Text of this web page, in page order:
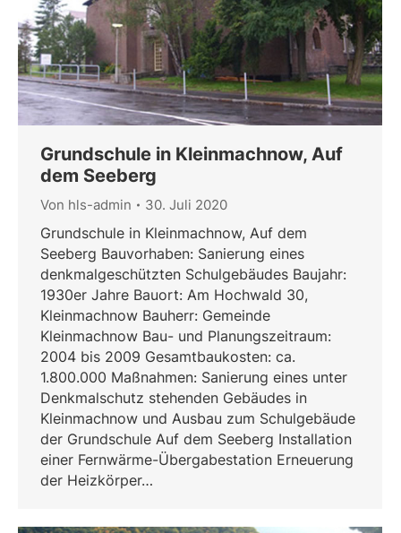
Grundschule in Kleinmachnow, Auf
dem Seeberg
Von hls-admin 30. Juli 2020
Grundschule in Kleinmachnow, Auf dem
Seeberg Bauvorhaben: Sanierung eines
denkmalgeschützten Schulgebäudes Baujahr:
1930er Jahre Bauort: Am Hochwald 30,
Kleinmachnow Bauherr: Gemeinde
Kleinmachnow Bau- und Planungszeitraum:
2004 bis 2009 Gesamtbaukosten: ca.
1.800.000 Maßnahmen: Sanierung eines unter
Denkmalschutz stehenden Gebäudes in
Kleinmachnow und Ausbau zum Schulgebäude
der Grundschule Auf dem Seeberg Installation
einer Fernwärme-Übergabestation Erneuerung
der Heizkörper…